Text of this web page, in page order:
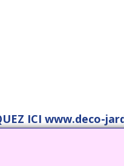
ICI www.deco-